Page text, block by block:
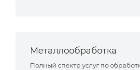
Металлообработка
Полный спектр услуг по